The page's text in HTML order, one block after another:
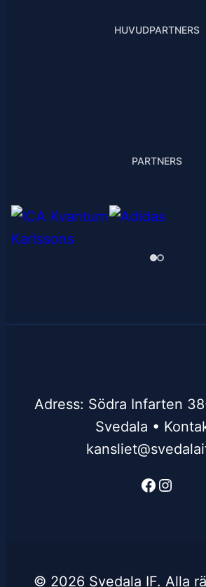
HUVUDPARTNERS
PARTNERS
Adress: Södra Infarten
Svedala •
© 2026 Svedala IF. Alla